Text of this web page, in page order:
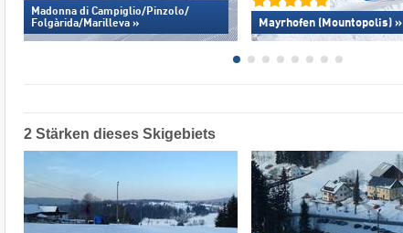
Madonna di Campiglio/​Pinzolo/​
Folgàrida/​Marilleva »
Mayrhofen (Mountopolis) »
2 Stärken dieses Skigebiets